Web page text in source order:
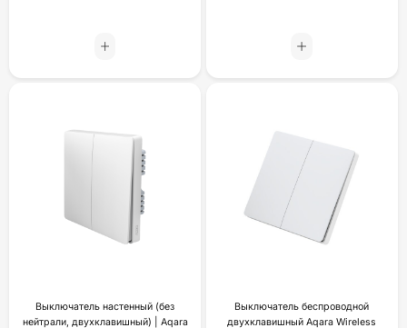
Выключатель настенный (без
нейтрали, двухклавишный) | Aqara
Выключатель беспроводной
двухклавишный Aqara Wireless